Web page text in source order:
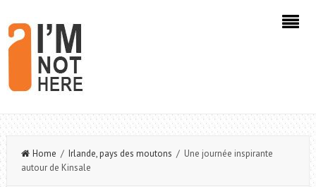
Home / Irlande, pays des moutons / Une journée inspirante
autour de Kinsale